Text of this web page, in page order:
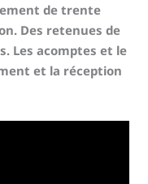
de trente
Des retenues de
Les acomptes et le
et la réception